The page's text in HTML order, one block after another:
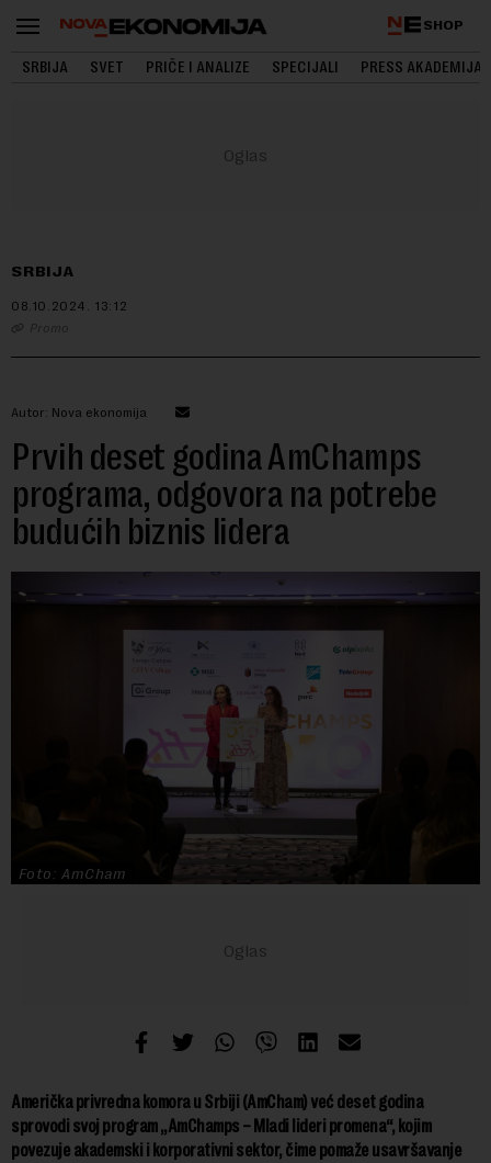
SHOP
SRBIJA SVET PRIČE I ANALIZE SPECIJALI PRESS AKADEMIJA
SRBIJA
08.10.2024. 13:12
Promo
Autor: Nova ekonomija
Prvih deset godina AmChamps
programa, odgovora na potrebe
budućih biznis lidera
Foto: AmCham
Američka privredna komora u Srbiji (AmCham) već deset godina
sprovodi svoj program „AmChamps – Mladi lideri promena“, kojim
povezuje akademski i korporativni sektor, čime pomaže usavršavanje